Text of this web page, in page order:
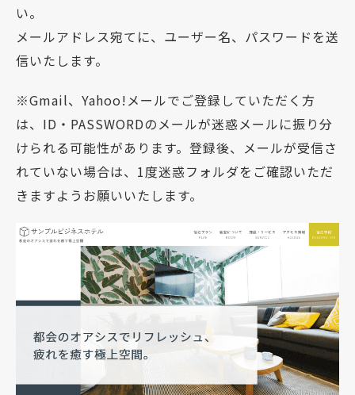
い。
メールアドレス宛てに、ユーザー名、パスワードを送
信いたします。
※Gmail、Yahoo!メールでご登録していただく方
は、ID・PASSWORDのメールが迷惑メールに振り分
けられる可能性があります。登録後、メールが受信さ
れていない場合は、1度迷惑フォルダをご確認いただ
きますようお願いいたします。